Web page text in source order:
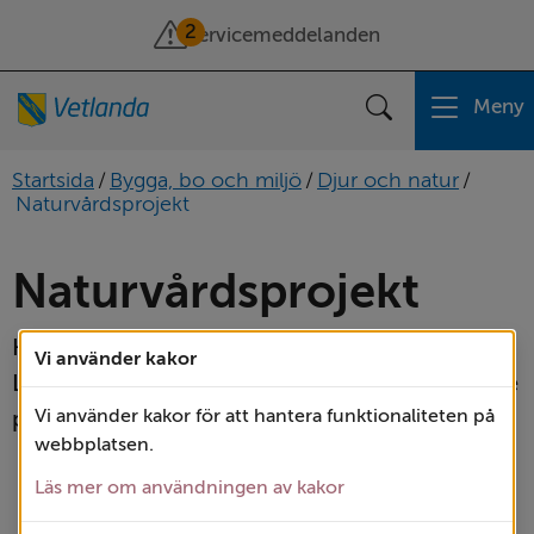
Vi använder kakor
Vi använder kakor för att hantera funktionaliteten på
webbplatsen.
Läs mer om användningen av kakor
2
Servicemeddelanden
Sök Meny
Startsida / Bygga, bo och miljö / Djur och natur /
Naturvårdsprojekt
Naturvårdsprojekt
Här har vi samlat våra naturvårdsprojekt.
Listan består av både pågående och avslutade
projekt.
Biotopvård Brostugubäcken